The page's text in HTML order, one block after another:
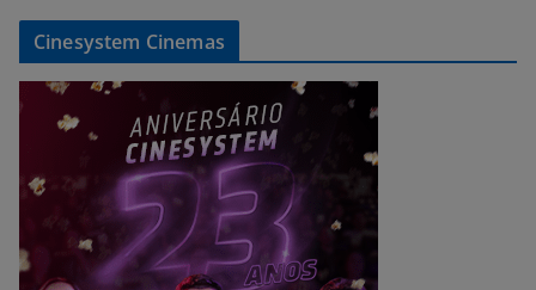
Cinesystem Cinemas